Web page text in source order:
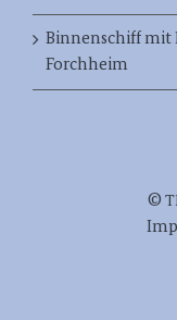
Binnenschiff mit
Forchheim
©